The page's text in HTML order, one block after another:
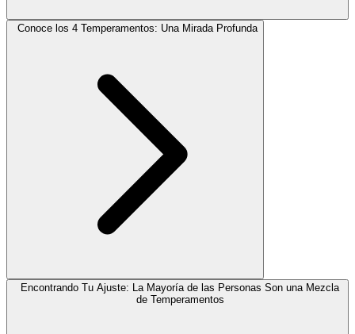
Conoce los 4 Temperamentos: Una Mirada Profunda
Encontrando Tu Ajuste: La Mayoría de las Personas Son una Mezcla
de Temperamentos